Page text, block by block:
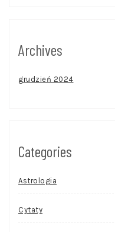
Archives
grudzień 2024
Categories
Astrologia
Cytaty